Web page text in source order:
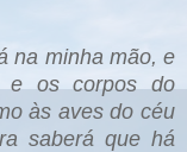
na minha mão, e
e os corpos do
às aves do céu
saberá que há